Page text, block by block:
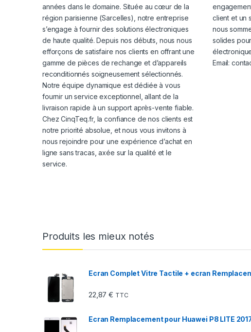
années dans le domaine. Située au cœur de la
région parisienne (Sarcelles), notre entreprise
s’engage à fournir des solutions électroniques
de haute qualité. Depuis nos débuts, nous nous
efforçons de satisfaire nos clients en offrant une
gamme de pièces de rechange et d’appareils
reconditionnés soigneusement sélectionnés.
Notre équipe dynamique est dédiée à vous
fournir un service exceptionnel, allant de la
livraison rapide à un support après-vente fiable.
Chez CinqTeq.fr, la confiance de nos clients est
notre priorité absolue, et nous vous invitons à
nous rejoindre pour une expérience d’achat en
ligne sans tracas, axée sur la qualité et le
service.
client et un
nous
solides
Email:
Produits les mieux notés
Ecran Complet Vitre Tactile + ecran
22,87€ TTC
Ecran Remplacement pour Huawei P8 LITE